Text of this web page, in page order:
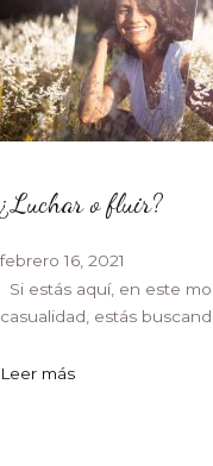
¿Luchar o fluir?
febrero 16, 2021
Si estás aquí, en este
casualidad, estás
Leer más